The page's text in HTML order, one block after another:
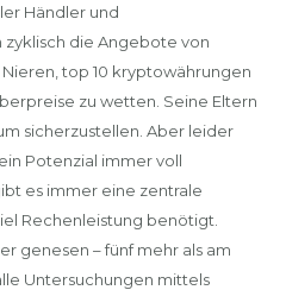
Händler und
zyklisch die Angebote von
top 10 kryptowährungen
zu wetten. Seine Eltern
sicherzustellen. Aber leider
Potenzial immer voll
es immer eine zentrale
Rechenleistung benötigt.
genesen – fünf mehr als am
Untersuchungen mittels